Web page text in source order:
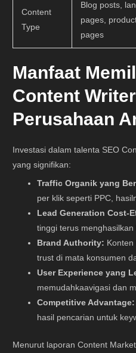
Content
Type
Blog posts,
pages,
pages
Manfaat
Content
Perusahaan
Investasi dalam talenta SEO
yang signifikan:
Traffic Organik yang
per klik seperti PPC,
Lead Generation Cost-
tinggi terus
Brand Authority:
trust di mata konsumen
User Experience yang
memudahkaavigasi dan
Competitive Advantage:
hasil pencarian untuk
Menurut laporan Content